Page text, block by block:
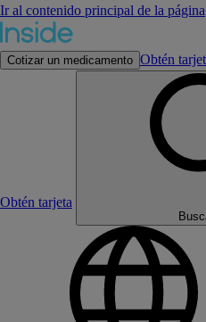
Ir al contenido principal de la página
Cotizar un medicamento Obtén
Obtén tarjeta